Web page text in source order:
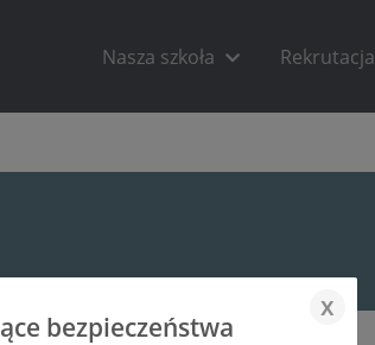
Nasza szkoła Rekrutacja
bezpieczeństwa
x